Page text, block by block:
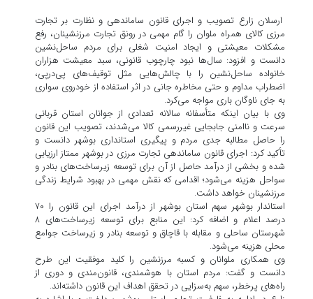
ارسلان زارع تصویب و اجرای قانون ساماندهی و نظارت بر تجارت
مرزی کالای همراه ملوان را گام مهمی در رونق تجارت مرزنشینان، رفع
مشکلات معیشتی و ایجاد امنیت شغلی برای مردم ساحل‌نشین
دانست و افزود: سال‌ها نبود چارچوب قانونی، سبد معیشت هزاران
خانواده ساحل‌نشین را با چالش‌هایی مثل توقیف‌های پی‌درپی،
اضطراب مداوم و حتی مخاطره جانی در اثر استفاده از خودروی سواری
به جای ناوگان باری مواجه می‌کرد.
وی با بیان اینکه متأسفانه سالانه تعدادی از جوانان استان قربانی
سرعت و ناامنی جابجایی غیررسمی کالا می‌شدند، تصویب این قانون
را حاصل مطالبه جدی مردم و پیگیری استانداری بوشهر دانست و
تأکید کرد: اجرای قانون ساماندهی تجارت مرزی در بوشهر ممتاز ارزیابی
شده و بخشی از درآمد حاصل از آن برای توسعه زیرساخت‌های بنادر و
سواحل هزینه می‌شود؛ اقدامی که نقش مهمی در بهبود شرایط زندگی
مرزنشینان خواهد داشت.
استاندار بوشهر سهم استان بوشهر از درآمد اجرای این قانون را ۷۰
درصد اعلام و اضافه کرد: این منابع برای توسعه زیرساخت‌های ۸
شهرستان ساحلی و مقابله با قاچاق و توسعه بنادر و زیرساخت جوامع
محلی هزینه می‌شود.
وی همکاری ملوانان و کسبه مرزنشین را کلید موفقیت این طرح
دانست و گفت: مردم استان با هوشمندی، قانون‌مندی و دوری از
راه‌های پرخطر، سهم به‌سزایی در تحقق اهداف این قانون داشته‌اند.